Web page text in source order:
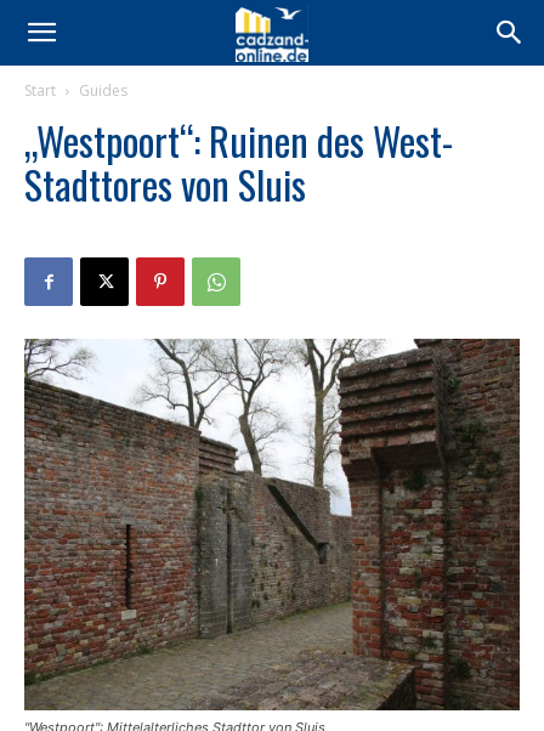
Start Guides
„Westpoort“: Ruinen des West-
Stadttores von Sluis
"Westpoort": Mittelalterliches Stadttor von Sluis